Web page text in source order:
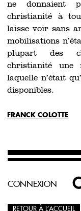
ne donnaient
christianité à
laisse voir sans
mobilisations
plupart des
christianité une
laquelle n’était
disponibles.
FRANCK COLOTTE
CONNEXION
RETOUR À L’ACCUEIL